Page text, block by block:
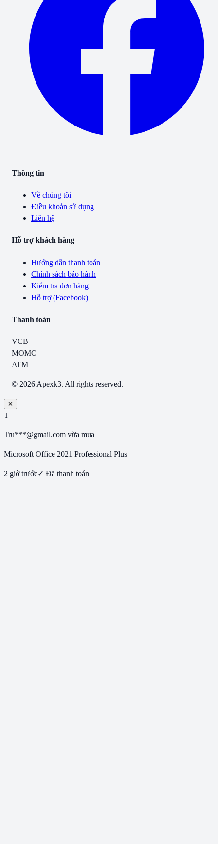
Thông tin
Về chúng tôi
Điều khoản sử dụng
Liên hệ
Hỗ trợ khách hàng
Hướng dẫn thanh toán
Chính sách bảo hành
Kiểm tra đơn hàng
Hỗ trợ (Facebook)
Thanh toán
VCB
MOMO
ATM
© 2026 Apexk3. All rights reserved.
✕
T
Tru***@gmail.com vừa mua
Microsoft Office 2021 Professional Plus
2 giờ trước✓ Đã thanh toán